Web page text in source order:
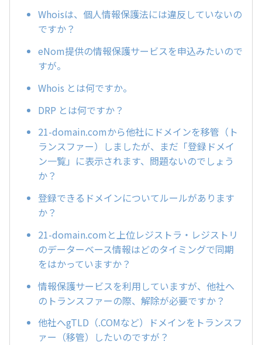
Whoisは、個人情報保護法には違反していないの
ですか？
eNom提供の情報保護サービスを申込みたいので
すが。
Whois とは何ですか。
DRP とは何ですか？
21-domain.comから他社にドメインを移管（ト
ランスファー）しましたが、まだ「登録ドメイ
ン一覧」に表示されます、問題ないのでしょう
か？
登録できるドメインについてルールがあります
か？
21-domain.comと上位レジストラ・レジストリ
のデーターベース情報はどのタイミングで同期
をはかっていますか？
情報保護サービスを利用していますが、他社へ
のトランスファーの際、解除が必要ですか？
他社へgTLD（.COMなど）ドメインをトランスフ
ァー（移管）したいのですが？